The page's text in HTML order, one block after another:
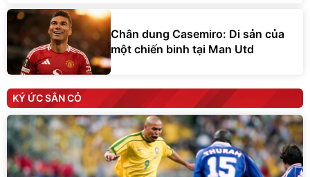
Chân dung Casemiro: Di sản của
một chiến binh tại Man Utd
KÝ ỨC SÂN CỎ